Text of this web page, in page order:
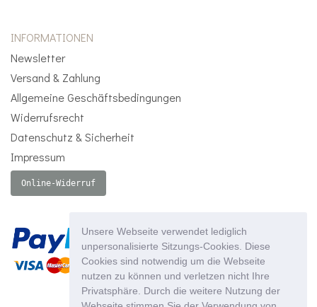
Unsere Webseite verwendet lediglich
unpersonalisierte Sitzungs-Cookies. Diese
Cookies sind notwendig um die Webseite
nutzen zu können und verletzen nicht Ihre
Privatsphäre. Durch die weitere Nutzung der
INFORMATIONEN
Newsletter
Versand & Zahlung
Allgemeine Geschäftsbedingungen
Widerrufsrecht
Datenschutz & Sicherheit
Impressum
Online-Widerruf